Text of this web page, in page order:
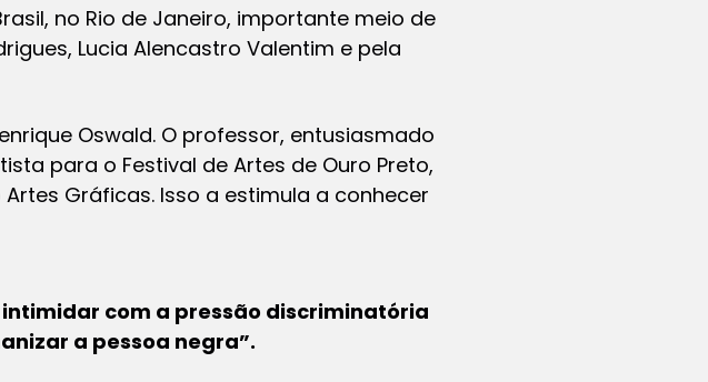
no Rio de Janeiro, importante meio de
Lucia Alencastro Valentim e pela
Oswald. O professor, entusiasmado
para o Festival de Artes de Ouro Preto,
Gráficas. Isso a estimula a conhecer
com a pressão discriminatória
a pessoa negra”.